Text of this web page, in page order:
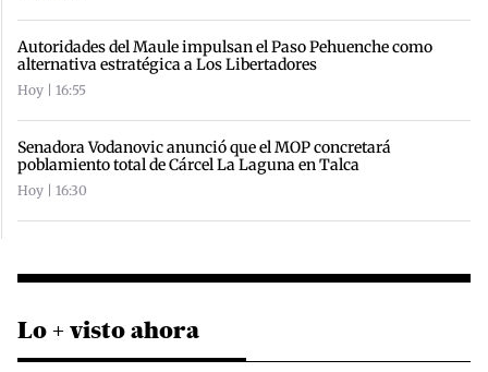
Autoridades del Maule impulsan el Paso Pehuenche como
alternativa estratégica a Los Libertadores
Hoy | 16:55
Senadora Vodanovic anunció que el MOP concretará
poblamiento total de Cárcel La Laguna en Talca
Hoy | 16:30
Lo + visto ahora